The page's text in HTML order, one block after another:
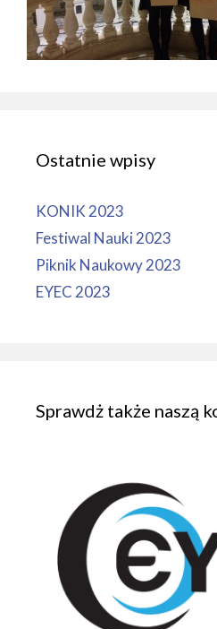
Ostatnie wpisy
KONIK 2023
Festiwal Nauki 2023
Piknik Naukowy 2023
EYEC 2023
Sprawdż także naszą